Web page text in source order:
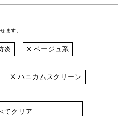
ます。
炎 ベージュ系
ハニカムスクリーン
てクリア